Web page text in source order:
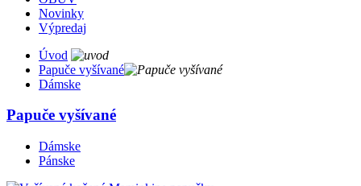
Novinky
Výpredaj
Úvod
Papuče vyšívané
Dámske
Papuče vyšívané
Dámske
Pánske